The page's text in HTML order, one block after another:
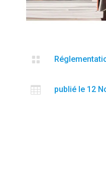

 publié le 12